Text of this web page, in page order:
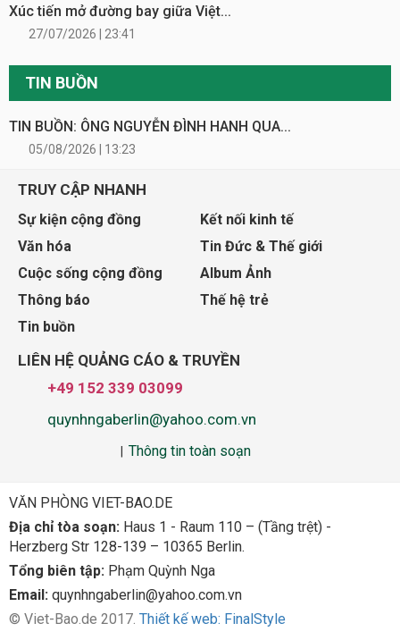
Xúc tiến mở đường bay giữa Việt...
27/07/2026 | 23:41
TIN BUỒN
TIN BUỒN: ÔNG NGUYỄN ĐÌNH HANH QUA...
05/08/2026 | 13:23
TRUY CẬP NHANH
Sự kiện cộng đồng
Kết nối kinh tế
Văn hóa
Tin Đức & Thế giới
Cuộc sống cộng đồng
Album Ảnh
Thông báo
Thế hệ trẻ
Tin buồn
LIÊN HỆ QUẢNG CÁO & TRUYỀN
+49 152 339 03099
quynhngaberlin@yahoo.com.vn
Thông tin toàn soạn
VĂN PHÒNG VIET-BAO.DE
Địa chỉ tòa soạn: Haus 1 - Raum 110 – (Tầng trệt) -
Herzberg Str 128-139 – 10365 Berlin.
Tổng biên tập: Phạm Quỳnh Nga
Email: quynhngaberlin@yahoo.com.vn
© Viet-Bao.de 2017. Thiết kế web: FinalStyle